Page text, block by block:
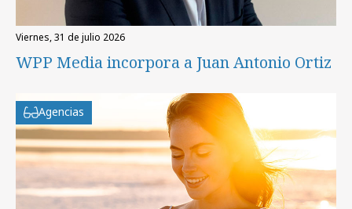
viernes, 31 de julio 2026
WPP Media incorpora a Juan Antonio Ortiz
Agencias